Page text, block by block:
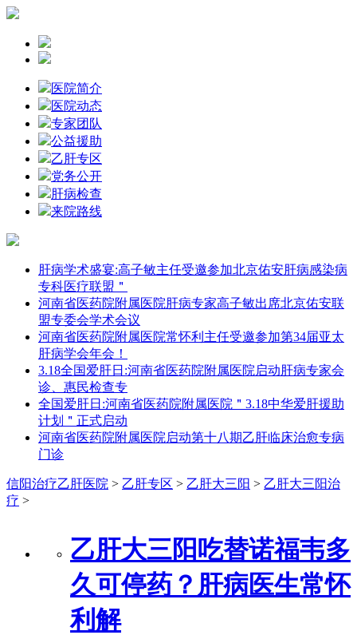
医院简介
医院动态
专家团队
公益援助
乙肝专区
党务公开
肝病检查
来院路线
肝病学术盛宴:高子敏主任受邀参加北京佑安肝病感染病
专科医疗联盟＂
河南省医药院附属医院肝病专家高子敏出席北京佑安联
盟专委会学术会议
河南省医药院附属医院常怀利主任受邀参加第34届亚太
肝病学会年会！
3.18全国爱肝日:河南省医药院附属医院启动肝病专家会
诊、惠民检查专
全国爱肝日:河南省医药院附属医院＂3.18中华爱肝援助
计划＂正式启动
河南省医药院附属医院启动第十八期乙肝临床治愈专病
门诊
信阳治疗乙肝医院 > 乙肝专区 > 乙肝大三阳 > 乙肝大三阳治
疗 >
乙肝大三阳吃替诺福韦多
久可停药？肝病医生常怀
利解